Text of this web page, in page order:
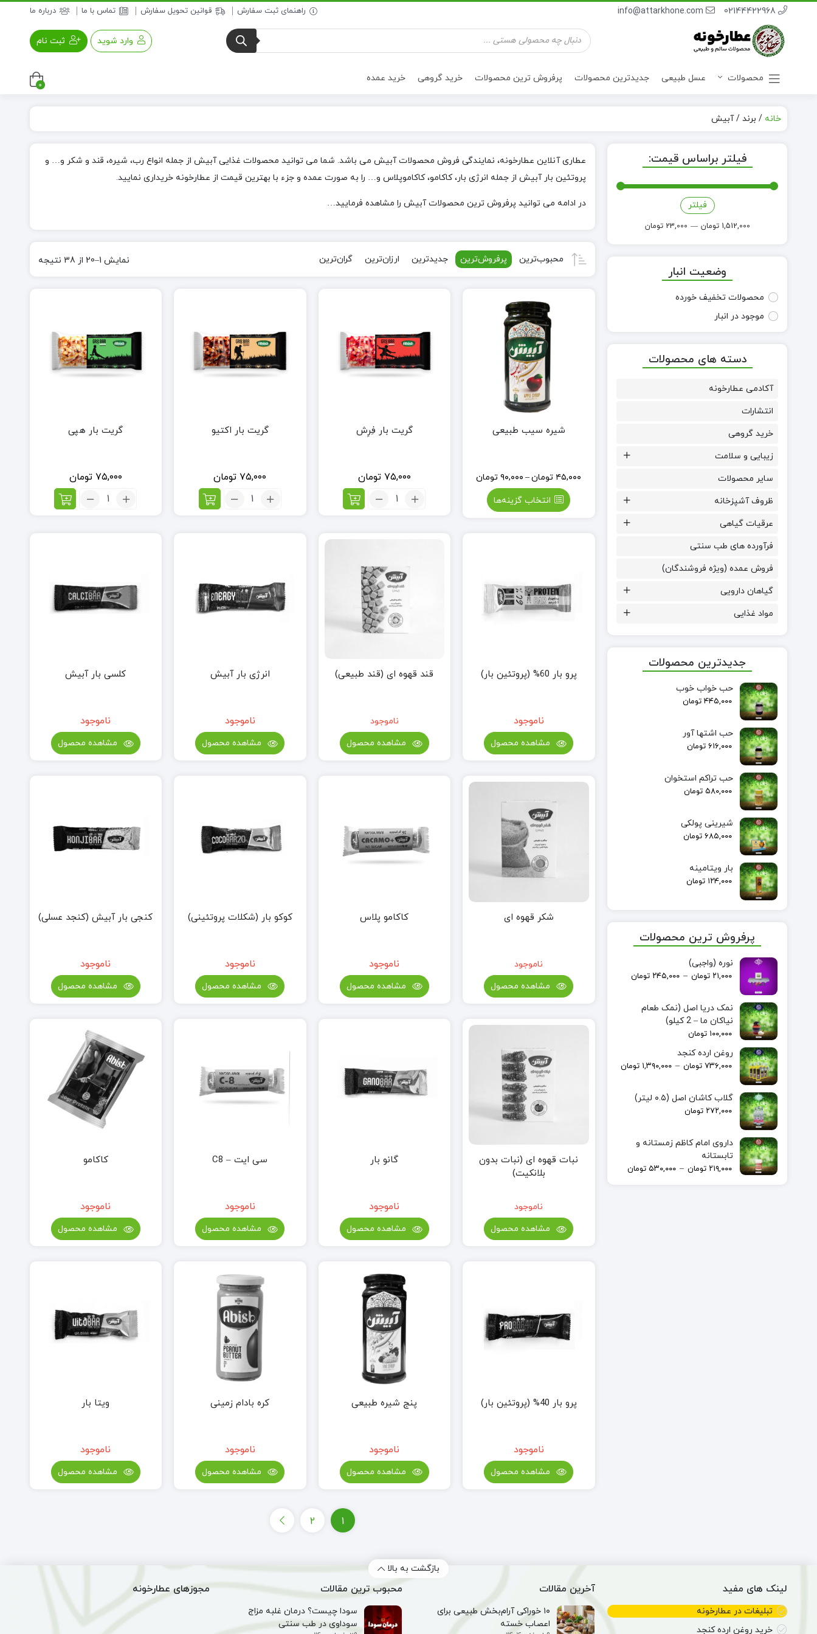
راهنمای ثبت سفارش قوانین تحویل سفارش تماس با ما درباره ما 02144422968
info@attarkhone.com
جستجوی
محصولات وارد شوید ثبت نام
محصولات عسل طبیعی جدیدترین محصولات پرفروش ترین محصولات خرید گروهی خرید عمده
0
خانه / برند/آبیش
عطاری آنلاین عطارخونه، نمایندگی فروش محصولات آبیش می باشد. شما می توانید محصولات غذایی آبیش از جمله انواع رب، شیره، قند و شکر و… و
پروتئین بار آبیش از جمله انرژی بار، کاکامو، کاکاموپلاس و… را به صورت عمده و جزء با بهترین قیمت از عطارخونه خریداری نمایید.
در ادامه می توانید پرفروش ترین محصولات آبیش را مشاهده فرمایید…
محبوب‌ترین پرفروش‌ترین جدیدترین ارزان‌ترین گران‌ترین نمایش 1–20 از 38 نتیجه
شیره سیب طبیعی
۴۵,۰۰۰ تومان– ۹۰,۰۰۰ تومان
انتخاب گزینه‌ها
گریت بار فِرِش
۷۵,۰۰۰ تومان
تعداد:
گریت بار اکتیو
۷۵,۰۰۰ تومان
تعداد:
گریت بار هپی
۷۵,۰۰۰ تومان
تعداد:
پرو بار 60% (پروتئین بار)
ناموجود
مشاهده محصول
قند قهوه ای (قند طبیعی)
ناموجود
مشاهده محصول
انرژی بار آبیش
ناموجود
مشاهده محصول
کلسی بار آبیش
ناموجود
مشاهده محصول
شکر قهوه ای
ناموجود
مشاهده محصول
کاکامو پلاس
ناموجود
مشاهده محصول
کوکو بار (شکلات پروتئینی)
ناموجود
مشاهده محصول
کنجی بار آبیش (کنجد عسلی)
ناموجود
مشاهده محصول
نبات قهوه ای (نبات بدون
بلانکیت)
ناموجود
مشاهده محصول
گانو بار
ناموجود
مشاهده محصول
سی ایت – C8
ناموجود
مشاهده محصول
کاکامو
ناموجود
مشاهده محصول
پرو بار 40% (پروتئین بار)
ناموجود
مشاهده محصول
پنج شیره طبیعی
ناموجود
مشاهده محصول
کره بادام زمینی
ناموجود
مشاهده محصول
ویتا بار
ناموجود
مشاهده محصول
1
2
فیلتر براساس قیمت:
فیلتر
23,000 تومان — 1,512,000 تومان
وضعیت انبار
محصولات تخفیف خورده
موجود در انبار
دسته های محصولات
آکادمی عطارخونه
انتشارات
خرید گروهی
زیبایی و سلامت
سایر محصولات
ظروف آشپزخانه
عرقیات گیاهی
فرآورده های طب سنتی
فروش عمده (ویژه فروشندگان)
گیاهان دارویی
مواد غذایی
جدیدترین محصولات
حب خواب خوب
۴۴۵,۰۰۰ تومان
حب اشتها آور
۶۱۶,۰۰۰ تومان
حب تراکم استخوان
۵۸۰,۰۰۰ تومان
شیرینی پولکی
۶۸۵,۰۰۰ تومان
بار ویتامینه
۱۲۴,۰۰۰ تومان
پرفروش ترین محصولات
نوره (واجبی)
۲۱,۰۰۰ تومان – ۲۴۵,۰۰۰ تومان
نمک دریا اصل (نمک طعام
نیاکان ما – 2 کیلو)
۱۰۰,۰۰۰ تومان
روغن ارده کنجد
۷۳۶,۰۰۰ تومان – ۱,۳۹۰,۰۰۰ تومان
گلاب کاشان اصل (۰.۵ لیتر)
۲۷۲,۰۰۰ تومان
داروی امام کاظم زمستانه و
تابستانه
۲۱۹,۰۰۰ تومان – ۵۳۰,۰۰۰ تومان
بازگشت به بالا
لینک های مفید
تبلیغات در عطارخونه
خرید روغن ارده کنجد
آخرین مقالات
۱۰ خوراکی آرام‌بخش طبیعی برای
اعصاب خسته
محبوب ترین مقالات
سودا چیست؟ درمان غلبه مزاج
سوداوی در طب سنتی
مجوزهای عطارخونه